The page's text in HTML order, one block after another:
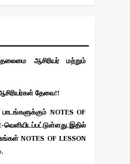
ஆசிரியர் மற்றும்
ஆசிரியர்கள் தேவை!!
NOTES OF
NOTES OF LESSON